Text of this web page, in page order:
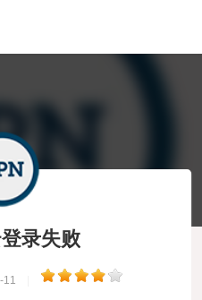
录失败
11